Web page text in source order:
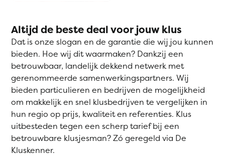
Altijd de beste deal voor jouw klus
Dat is onze slogan en de garantie die wij jou kunnen
bieden. Hoe wij dit waarmaken? Dankzij een
betrouwbaar, landelijk dekkend netwerk met
gerenommeerde samenwerkingspartners. Wij
bieden particulieren en bedrijven de mogelijkheid
om makkelijk en snel klusbedrijven te vergelijken in
hun regio op prijs, kwaliteit en referenties. Klus
uitbesteden tegen een scherp tarief bij een
betrouwbare klusjesman? Zó geregeld via De
Kluskenner.